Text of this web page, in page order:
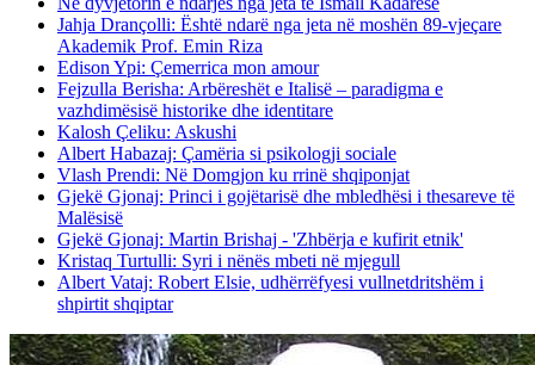
Jahja Drançolli: Është ndarë nga jeta në moshën 89-vjeçare
Akademik Prof. Emin Riza
Edison Ypi: Çemerrica mon amour
Fejzulla Berisha: Arbëreshët e Italisë – paradigma e
vazhdimësisë historike dhe identitare
Kalosh Çeliku: Askushi
Albert Habazaj: Çamëria si psikologji sociale
Vlash Prendi: Në Domgjon ku rrinë shqiponjat
Gjekë Gjonaj: Princi i gojëtarisë dhe mbledhësi i thesareve të
Malësisë
Gjekë Gjonaj: Martin Brishaj - 'Zhbërja e kufirit etnik'
Kristaq Turtulli: Syri i nënës mbeti në mjegull
Albert Vataj: Robert Elsie, udhërrëfyesi vullnetdritshëm i
shpirtit shqiptar